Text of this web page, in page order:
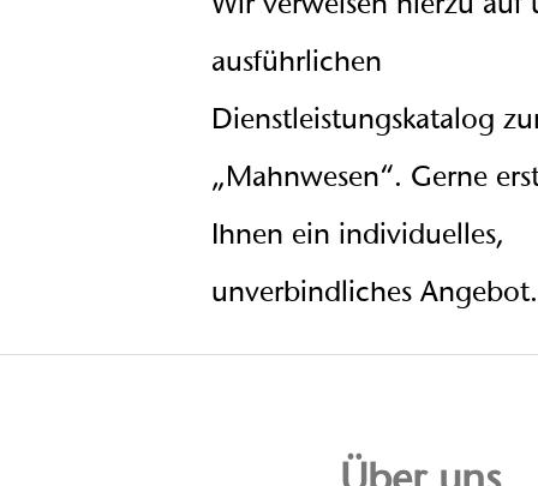
ausführlichen
Dienstleistungskatalog
„Mahnwesen“. Gerne
Ihnen ein individuelles,
unverbindliches Angebot.